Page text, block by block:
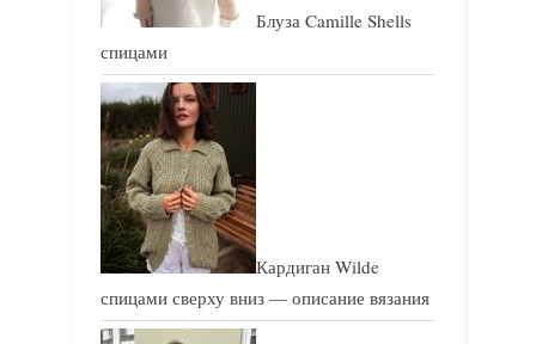
Блуза Camille Shells
спицами
Кардиган Wilde
спицами сверху вниз — описание вязания